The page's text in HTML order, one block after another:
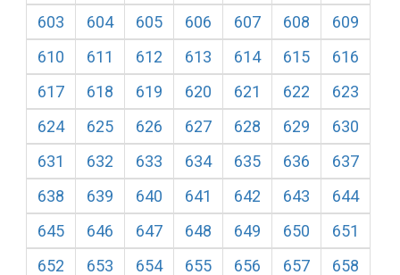
603
604 605 606 607 608
609
610
611 612 613 614 615
616
617
618 619 620 621 622
623
624
625 626 627 628 629
630
631
632 633 634 635 636
637
638
639 640 641 642 643
644
645
646 647 648 649 650
651
652
653 654 655 656 657
658